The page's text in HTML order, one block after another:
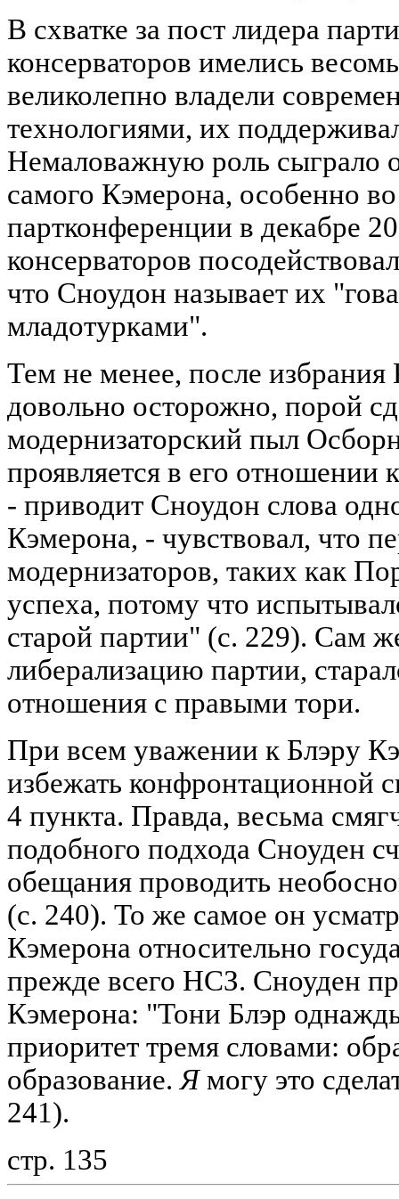
В схватке за пост лидера
консерваторов имелись
великолепно владели
технологиями, их
Немаловажную роль сыграло
самого Кэмерона, особенно
партконференции в декабре
консерваторов
что Сноудон называет их
младотурками".
Тем не менее, после избрания
довольно осторожно, порой
модернизаторский пыл
проявляется в его
- приводит Сноудон слова
Кэмерона, - чувствовал, что
модернизаторов, таких как
успеха, потому что
старой партии" (с. 229). Сам
либерализацию партии,
отношения с правыми тори.
При всем уважении к Блэру
избежать конфронтационной
4 пункта. Правда, весьма
подобного подхода Сноуден
обещания проводить
(с. 240). То же самое он
Кэмерона относительно
прежде всего НСЗ. Сноуден
Кэмерона: "Тони Блэр
приоритет тремя словами:
образование.Ямогу это
241).
стр. 135